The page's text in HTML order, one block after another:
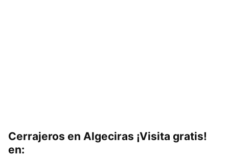
Cerrajeros en Algeciras ¡Visita gratis!
en: